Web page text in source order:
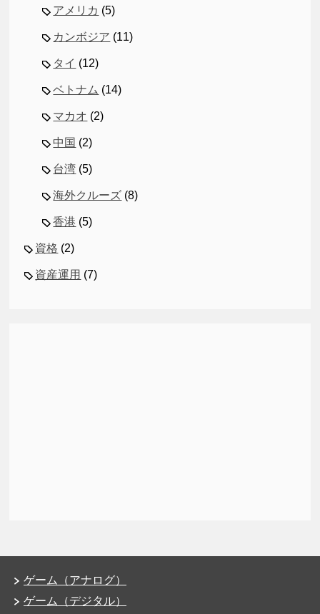
アメリカ (5)
カンボジア (11)
タイ (12)
ベトナム (14)
マカオ (2)
中国 (2)
台湾 (5)
海外クルーズ (8)
香港 (5)
資格 (2)
資産運用 (7)
ゲーム（アナログ）
ゲーム（デジタル）